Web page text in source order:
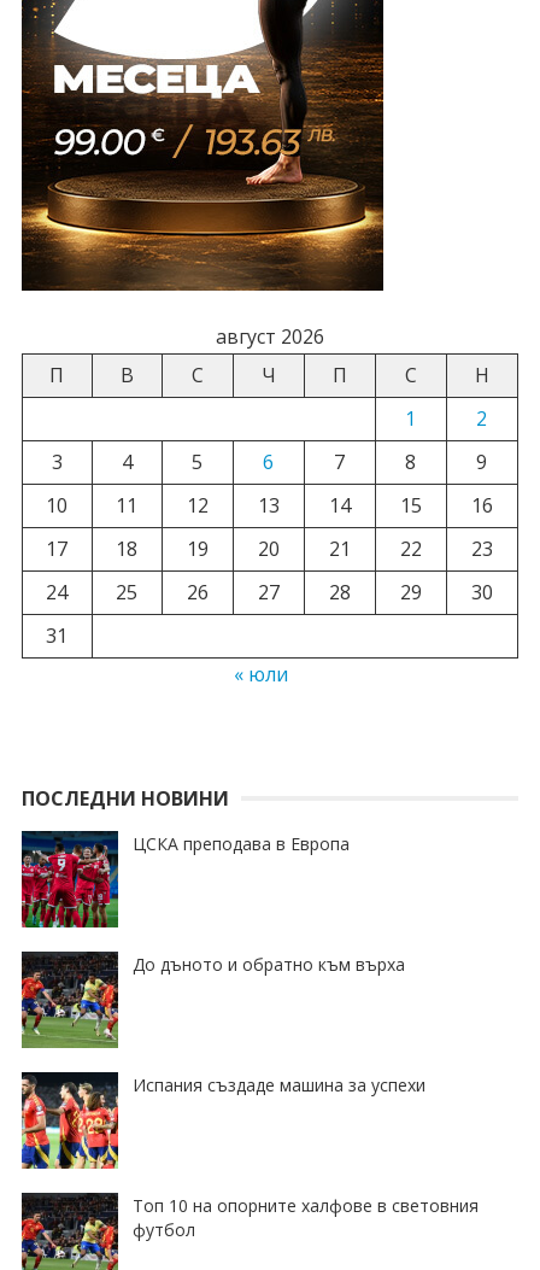
август 2026
П
В С Ч П С
Н
1
2
3
4 5 6 7 8
9
10
11 12 13 14 15
16
17
18 19 20 21 22
23
24
25 26 27 28 29
30
31
« юли
ПОСЛЕДНИ НОВИНИ
ЦСКА преподава в Европа
До дъното и обратно към върха
Испания създаде машина за успехи
Топ 10 на опорните халфове в световния
футбол